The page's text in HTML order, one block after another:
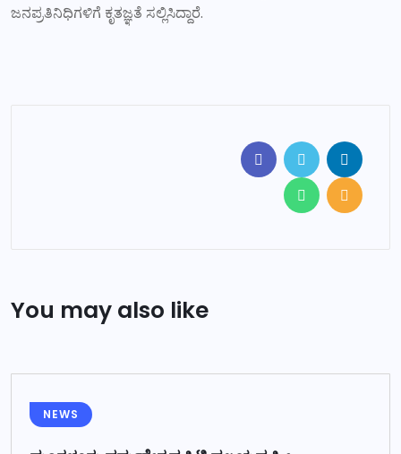
ಜನಪ್ರತಿನಿಧಿಗಳಿಗೆ ಕೃತಜ್ಞತೆ ಸಲ್ಲಿಸಿದ್ದಾರೆ.
You may also like
NEWS